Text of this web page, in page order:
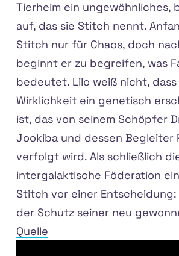
Tierheim ein ungewöhnliches,
auf, das sie Stitch nennt.
Stitch nur für Chaos, doch
beginnt er zu begreifen, was
bedeutet. Lilo weiß nicht,
Wirklichkeit ein genetisch
ist, das von seinem Schöpfer
Jookiba und dessen Begleiter
verfolgt wird. Als schließlich
intergalaktische Föderation
Stitch vor einer
der Schutz seiner neu
Quelle